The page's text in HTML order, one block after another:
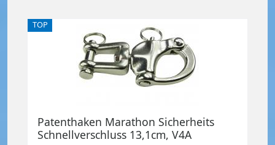
TOP
Patenthaken Marathon Sicherheits
Schnellverschluss 13,1cm, V4A